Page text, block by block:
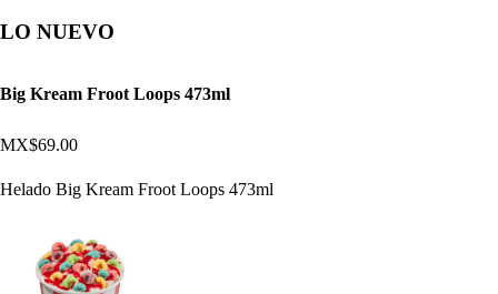
LO NUEVO
Big Kream Froot Loops 473ml
MX$69.00
Helado Big Kream Froot Loops 473ml